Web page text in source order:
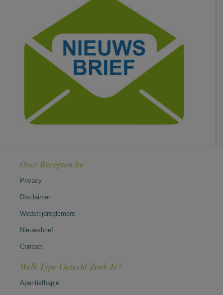
Over Recepten.be
Privacy
Disclaimer
Wedstrijdreglement
Nieuwsbrief
Contact
Welk Type Gerecht Zoek Je?
Aperitiefhapje